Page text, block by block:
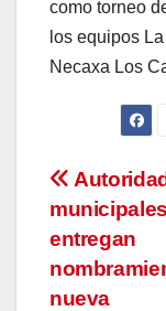
como torneo
los equipos
Necaxa Los
de
municipales
entregan
nueva